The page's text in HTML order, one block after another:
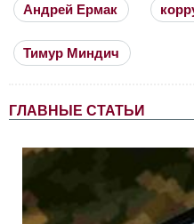
Андрей Ермак
Тимур Миндич
ГЛАВНЫЕ СТАТЬИ